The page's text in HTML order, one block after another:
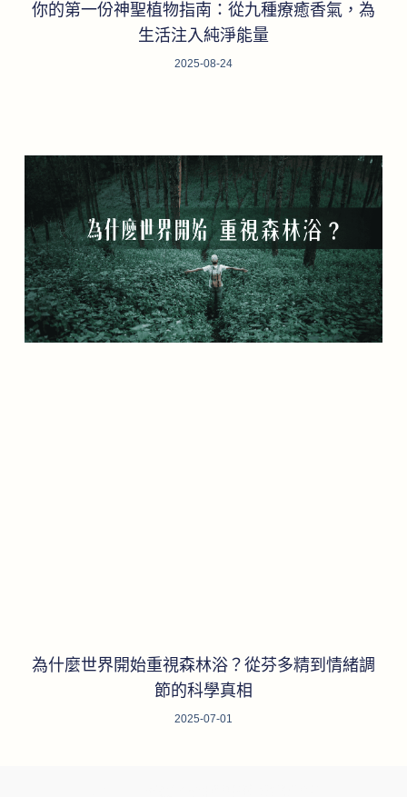
你的第一份神聖植物指南：從九種療癒香氣，為
生活注入純淨能量
2025-08-24
為什麼世界開始重視森林浴？從芬多精到情緒調
節的科學真相
2025-07-01